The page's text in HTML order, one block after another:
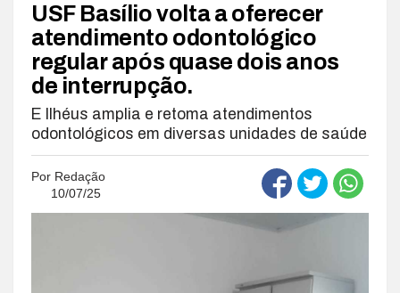
USF Basílio volta a oferecer
atendimento odontológico
regular após quase dois anos
de interrupção.
E Ilhéus amplia e retoma atendimentos
odontológicos em diversas unidades de saúde
Por Redação
10/07/25